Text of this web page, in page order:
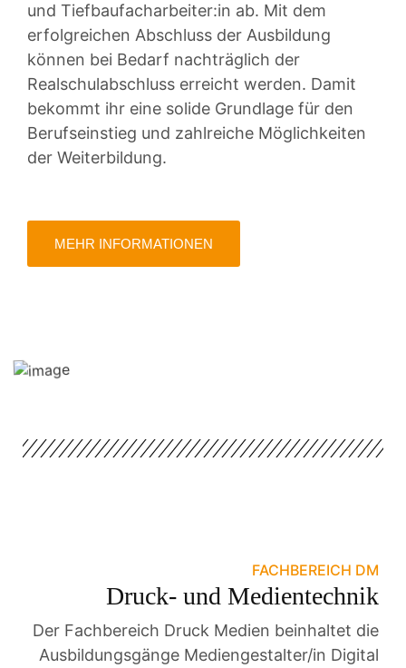
und Tiefbaufacharbeiter:in ab. Mit dem
erfolgreichen Abschluss der Ausbildung
können bei Bedarf nachträglich der
Realschulabschluss erreicht werden. Damit
bekommt ihr eine solide Grundlage für den
Berufseinstieg und zahlreiche Möglichkeiten
der Weiterbildung.
MEHR INFORMATIONEN
FACHBEREICH DM
Druck- und Medientechnik
Der Fachbereich Druck Medien beinhaltet die
Ausbildungsgänge Mediengestalter/in Digital